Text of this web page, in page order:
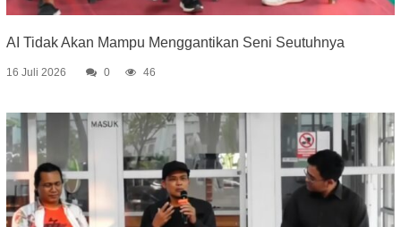
AI Tidak Akan Mampu Menggantikan Seni Seutuhnya
16 Juli 2026 0 46